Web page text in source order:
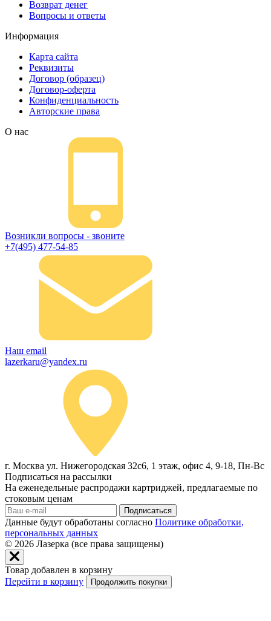
Возврат денег
Вопросы и ответы
Информация
Карта сайта
Реквизиты
Договор (образец)
Договор-оферта
Конфиденциальность
Авторские права
О нас
Возникли вопросы - звоните
+7(495) 477-54-85
Наш email
lazerkaru@yandex.ru
г. Москва ул. Нижегородская 32с6, 1 этаж, офис 4, 9-18, Пн-Вс
Подписаться на рассылки
На еженедельные распродажи картриджей, предлагаемые по
стоковым ценам
Подписаться
Данные будут обработаны согласно Политике обработки,
персональных данных
© 2026 Лазерка (все права защищены)
Товар добавлен в корзину
Перейти в корзину
Продолжить покупки